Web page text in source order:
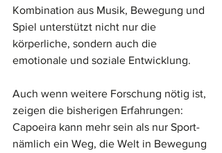
Kombination aus Musik, Bewegung und
Spiel unterstützt nicht nur die
körperliche, sondern auch die
emotionale und soziale Entwicklung.
Auch wenn weitere Forschung nötig ist,
zeigen die bisherigen Erfahrungen:
Capoeira kann mehr sein als nur Sport-
nämlich ein Weg, die Welt in Bewegung